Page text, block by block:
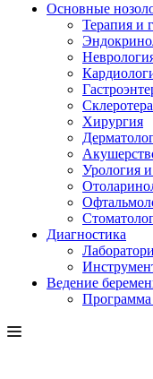
Основные
Терапия и
Хирургия
Урология
Диагностика
Ведение
Программа